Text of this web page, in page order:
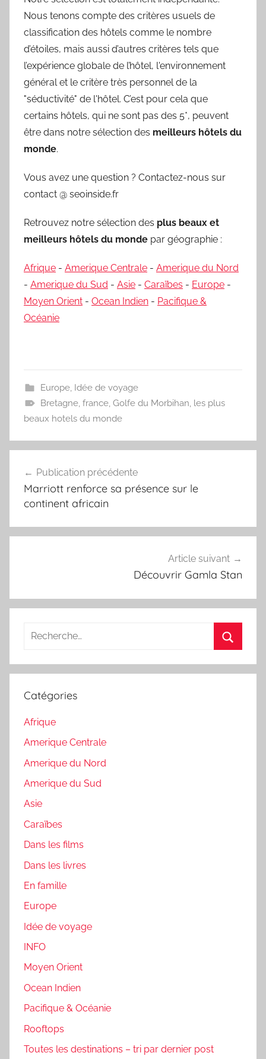
Nous tenons compte des critères usuels de
classification des hôtels comme le nombre
d’étoiles, mais aussi d’autres critères tels que
l’expérience globale de l’hôtel, l'environnement
général et le critère très personnel de la
"séductivité" de l'hôtel. C’est pour cela que
certains hôtels, qui ne sont pas des 5*, peuvent
être dans notre sélection des meilleurs hôtels du
monde.
Vous avez une question ? Contactez-nous sur
contact @ seoinside.fr
Retrouvez notre sélection des plus beaux et
meilleurs hôtels du monde par géographie :
Afrique - Amerique Centrale - Amerique du Nord
- Amerique du Sud - Asie - Caraïbes - Europe -
Moyen Orient - Ocean Indien - Pacifique &
Océanie
Europe, Idée de voyage
Bretagne, france, Golfe du Morbihan les plus
beaux hotels du monde
de
l’article
Publication précédente
Marriott renforce sa présence sur le
continent africain
Article suivant
Découvrir Gamla Stan
Recherche
:
Catégories
Afrique
Amerique Centrale
Amerique du Nord
Amerique du Sud
Asie
Caraïbes
Dans les films
Dans les livres
En famille
Europe
Idée de voyage
INFO
Moyen Orient
Ocean Indien
Pacifique & Océanie
Rooftops
Toutes les destinations – tri par dernier post